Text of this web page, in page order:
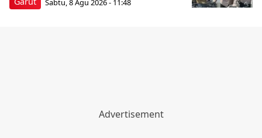
Sabtu, 8 Agu 2026 - 11:48